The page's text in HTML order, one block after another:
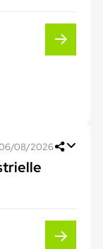
08/2026